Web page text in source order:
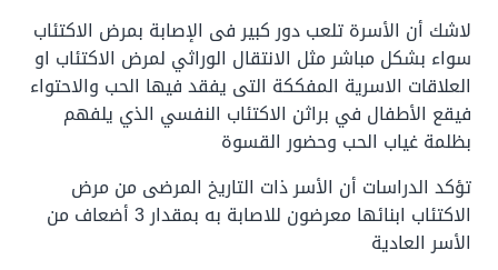
لاشك أن الأسرة تلعب دور كبير فى الإصابة بمرض الاكتئاب
سواء بشكل مباشر مثل الانتقال الوراثي لمرض الاكتئاب او
العلاقات الاسرية المفككة التى يفقد فيها الحب والاحتواء
فيقع الأطفال في براثن الاكتئاب النفسي الذي يلفهم
بظلمة غياب الحب وحضور القسوة
تؤكد الدراسات أن الأسر ذات التاريخ المرضى من مرض
الاكتئاب ابنائها معرضون للاصابة به بمقدار 3 أضعاف من
الأسر العادية